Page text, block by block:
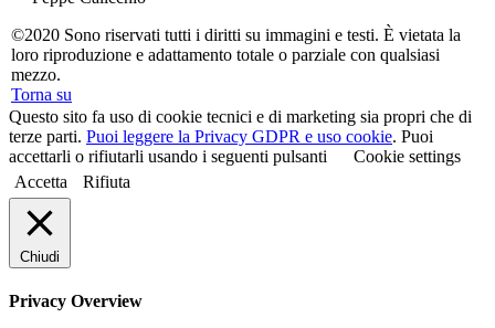
©2020 Sono riservati tutti i diritti su immagini e testi. È vietata la
loro riproduzione e adattamento totale o parziale con qualsiasi
mezzo.
Torna su
Questo sito fa uso di cookie tecnici e di marketing sia propri che di
terze parti. Puoi leggere la Privacy GDPR e uso cookie. Puoi
accettarli o rifiutarli usando i seguenti pulsanti
Cookie settings
Accetta
Rifiuta
Chiudi
Privacy Overview